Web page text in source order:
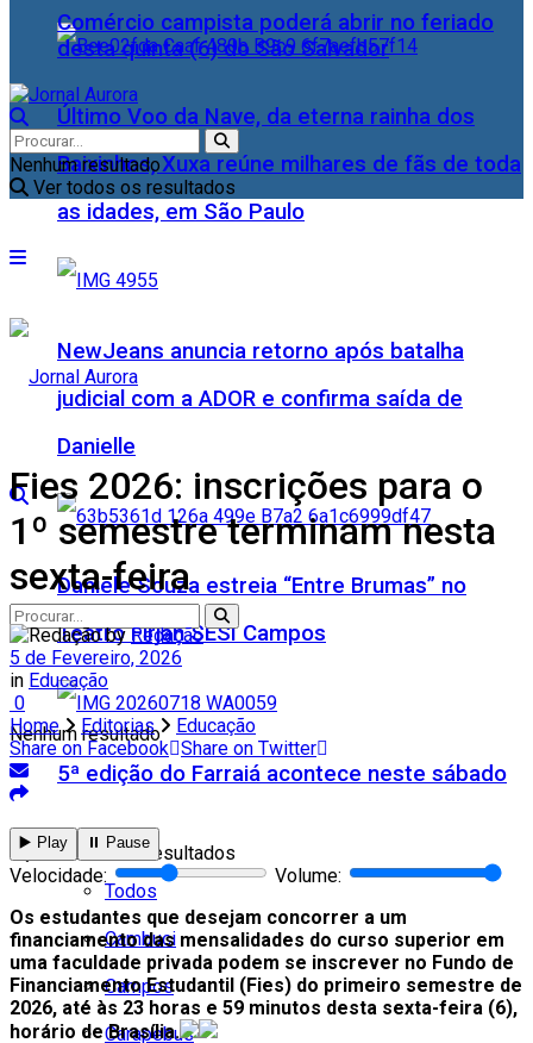
Último Voo da Nave, da eterna rainha dos
Baixinhos, Xuxa reúne milhares de fãs de toda
as idades, em São Paulo
NewJeans anuncia retorno após batalha
judicial com a ADOR e confirma saída de
Danielle
Daniele Souza estreia “Entre Brumas” no
Teatro Firjan SESI Campos
5ª edição do Farraiá acontece neste sábado
Cidades
Todos
Cambuci
Campos
Carapebus
Comércio campista poderá abrir no feriado
desta quinta (6) do São Salvador
Nenhum resultado
Ver todos os resultados
Nenhum resultado
Ver todos os resultados
Fies 2026: inscrições para o
1º semestre terminam nesta
sexta-feira
by Redação
5 de Fevereiro, 2026
in Educação
0
Home
Editorias
Educação
Share on Facebook Share on Twitter
▶️ Play ⏸️ Pause
Velocidade:
Volume:
Os estudantes que desejam concorrer a um
financiamento das mensalidades do curso superior em
uma faculdade privada podem se inscrever no Fundo de
Financiamento Estudantil (Fies) do primeiro semestre de
2026, até às 23 horas e 59 minutos desta sexta-feira (6),
horário de Brasília.